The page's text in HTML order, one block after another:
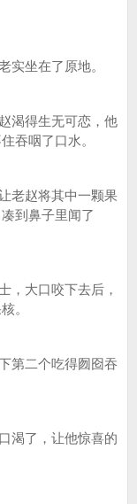
坐在了原地。
渴得生无可恋，他
吞咽了口水。
老赵将其中一颗果
到鼻子里闻了
大口咬下去后，
。
二个吃得囫囵吞
了，让他惊喜的